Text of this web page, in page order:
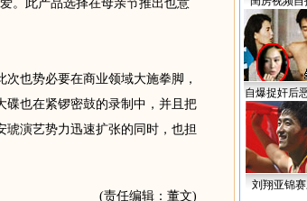
。此产品选择在母亲节推出也意
也势必要在商业领域大施拳脚，
碟也在紧锣密鼓的录制中，并且把
琥演艺势力迅速扩张的同时，也担
(责任编辑：董文)
自爆捉奸后
刘翔亚锦